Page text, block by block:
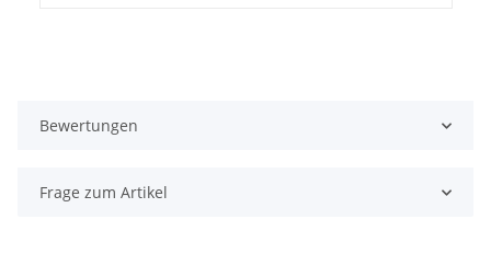
Bewertungen
Frage zum Artikel